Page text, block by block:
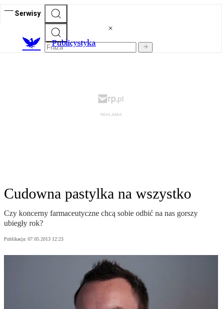
Serwisy
Publicystyka
Cudowna pastylka na wszystko
Czy koncerny farmaceutyczne chcą sobie odbić na nas gorszy
ubiegły rok?
Publikacja: 07.05.2013 12:23